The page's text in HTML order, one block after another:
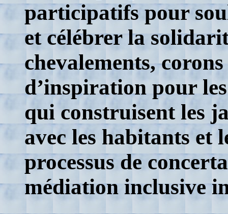
participatifs pour
et célébrer la
chevalements,
d’inspiration pour
qui construisent les
avec les habitants et
processus de
médiation inclusive